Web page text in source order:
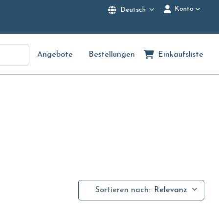
Deutsch Konto
Angebote Bestellungen Einkaufsliste
Sortieren nach: Relevanz